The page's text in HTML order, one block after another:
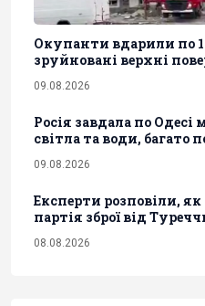
Окупанти вдарили по
зруйновані верхні
09.08.2026
Росія завдала по Одесі
світла та води, багато
09.08.2026
Експерти розповіли,
партія зброї від
08.08.2026